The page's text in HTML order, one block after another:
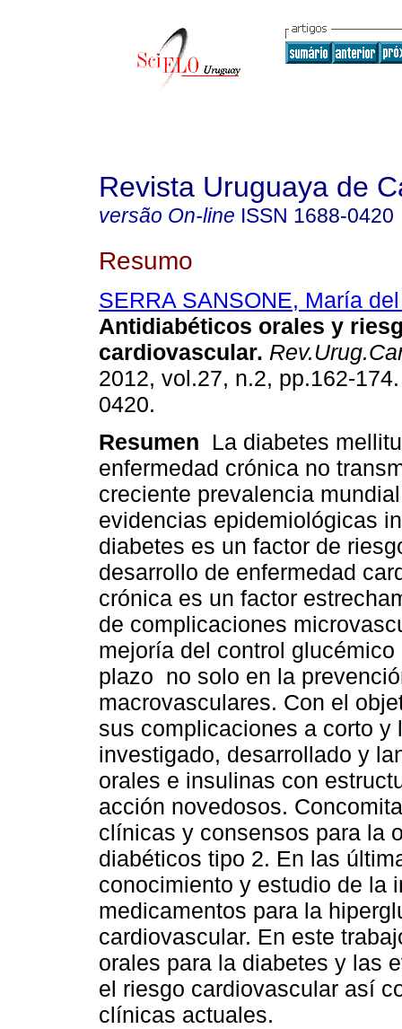
Revista Uruguaya de
versão On-line ISSN 1688-0420
Resumo
SERRA SANSONE, María
Antidiabéticos orales y
cardiovascular.
2012, vol.27, n.2, pp.162-
0420.
Resumen
La diabetes
enfermedad crónica no
creciente prevalencia
evidencias epidemiológicas
diabetes es un factor de
desarrollo de enfermedad
crónica es un factor
de complicaciones
mejoría del control
plazo no solo en la
macrovasculares. Con el
sus complicaciones a corto y
investigado, desarrollado y
orales e insulinas con
acción novedosos.
clínicas y consensos para la
diabéticos tipo 2. En las
conocimiento y estudio de la
medicamentos para la
cardiovascular. En este
orales para la diabetes y las
el riesgo cardiovascular así
clínicas actuales.